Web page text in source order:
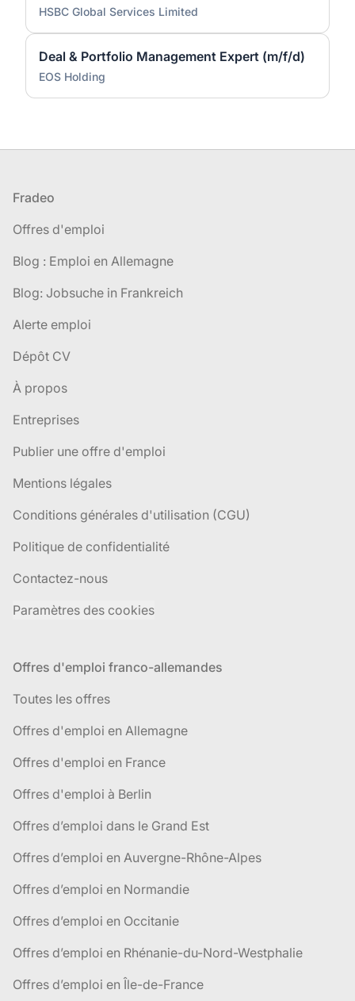
HSBC Global Services Limited
Deal & Portfolio Management Expert (m/f/d)
EOS Holding
Pied de page
Fradeo
Offres d'emploi
Blog : Emploi en Allemagne
Blog: Jobsuche in Frankreich
Alerte emploi
Dépôt CV
À propos
Entreprises
Publier une offre d'emploi
Mentions légales
Conditions générales d'utilisation (CGU)
Politique de confidentialité
Contactez-nous
Paramètres des cookies
Offres d'emploi franco-allemandes
Toutes les offres
Offres d'emploi en Allemagne
Offres d'emploi en France
Offres d'emploi à Berlin
Offres d’emploi dans le Grand Est
Offres d’emploi en Auvergne-Rhône-Alpes
Offres d’emploi en Normandie
Offres d’emploi en Occitanie
Offres d’emploi en Rhénanie-du-Nord-Westphalie
Offres d’emploi en Île-de-France